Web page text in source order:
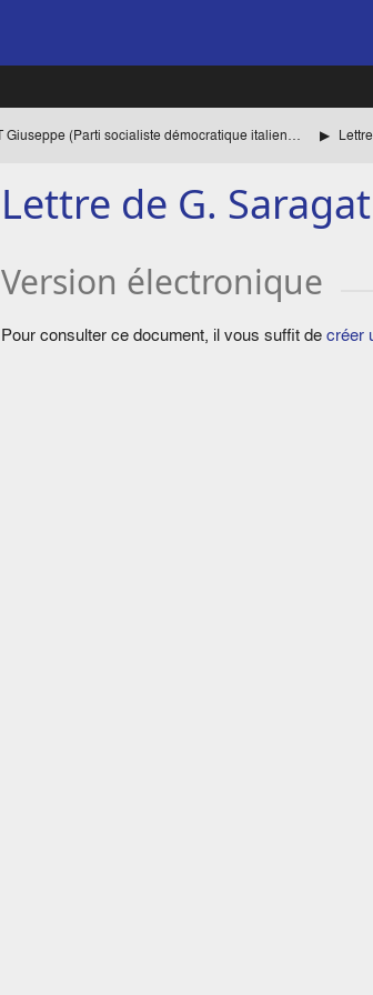
SARAGAT Giuseppe (Parti socialiste démocratique italien, PSDI) Liste des èces
Lettre de G.
Version électronique
Pour consulter ce document, il vous suffit decréer